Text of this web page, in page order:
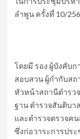
ลำพูน ครั้งที่ 10/
โดยมี รอง ผู้บังคับก
สอบสวน ผู้กำกับสถ
หัวหน้าสถานีตำรว
ฐาน ตำรวจสันติบา
และตำรวจตรวจค
ซึ่งก่อวาระการปร